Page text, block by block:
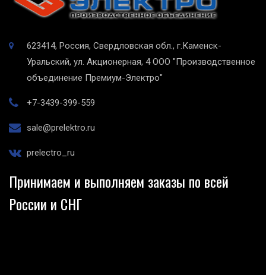
623414, Россия, Свердловская обл., г.Каменск-
Уральский, ул. Акционерная, 4 ООО "Производственное
объединение Премиум-Электро"
+7-3439-399-559
sale@prelektro.ru
prelectro_ru
Принимаем и выполняем заказы по всей
России и СНГ